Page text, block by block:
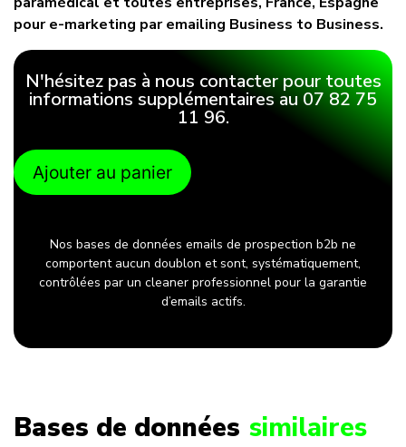
pour e-marketing par emailing Business to Business.
N'hésitez pas à nous contacter pour toutes
informations supplémentaires au 07 82 75
11 96.
Ajouter au panier
Nos bases de données emails de prospection b2b ne
comportent aucun doublon et sont, systématiquement,
contrôlées par un cleaner professionnel pour la garantie
d’emails actifs.
Bases de données similaires